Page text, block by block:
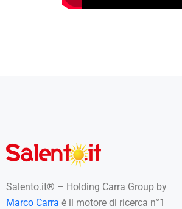
Salento.it® – Holding Carra Group by
Marco Carra è il motore di ricerca n°1